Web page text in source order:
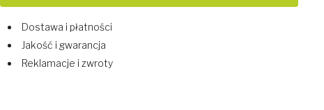
Dostawa i płatności
Jakość i gwarancja
Reklamacje i zwroty